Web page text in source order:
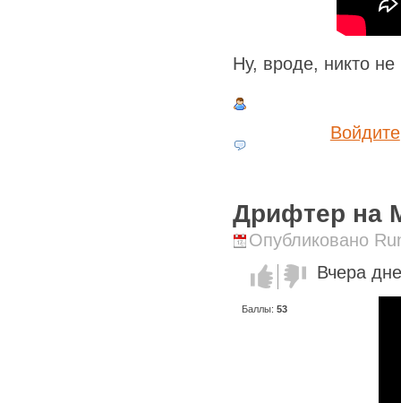
Ну, вроде, никто не
Войдите
Дрифтер на
Опубликовано
Голос за!Голос
против!
Баллы: 53
Вчера